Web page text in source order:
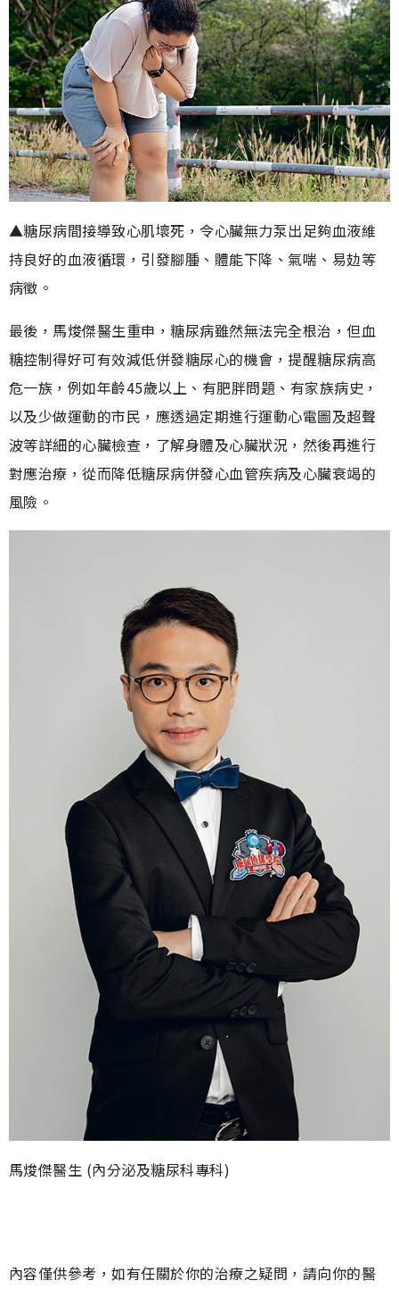
▲糖尿病間接導致心肌壞死，令心臟無力泵出足夠血液維
持良好的血液循環，引發腳腫、體能下降、氣喘、易攰等
病徵。
最後，馬焌傑醫生重申，糖尿病雖然無法完全根治，但血
糖控制得好可有效減低併發糖尿心的機會，提醒糖尿病高
危一族，例如年齡45歲以上、有肥胖問題、有家族病史，
以及少做運動的市民，應透過定期進行運動心電圖及超聲
波等詳細的心臟檢查，了解身體及心臟狀況，然後再進行
對應治療，從而降低糖尿病併發心血管疾病及心臟衰竭的
風險。
馬焌傑醫生 (內分泌及糖尿科專科)
內容僅供參考，如有任關於你的治療之疑問，請向你的醫